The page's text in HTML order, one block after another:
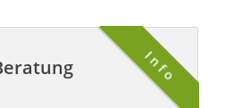
Info